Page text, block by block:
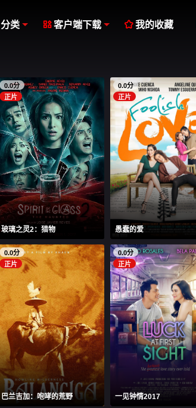
分类 客户端下载 我的收藏
0.0分
正片
玻璃之灵2：猎物
0.0分
正片
愚蠢的爱
0.0分
正片
巴兰吉加：咆哮的荒野
0.0分
正片
一见钟情2017